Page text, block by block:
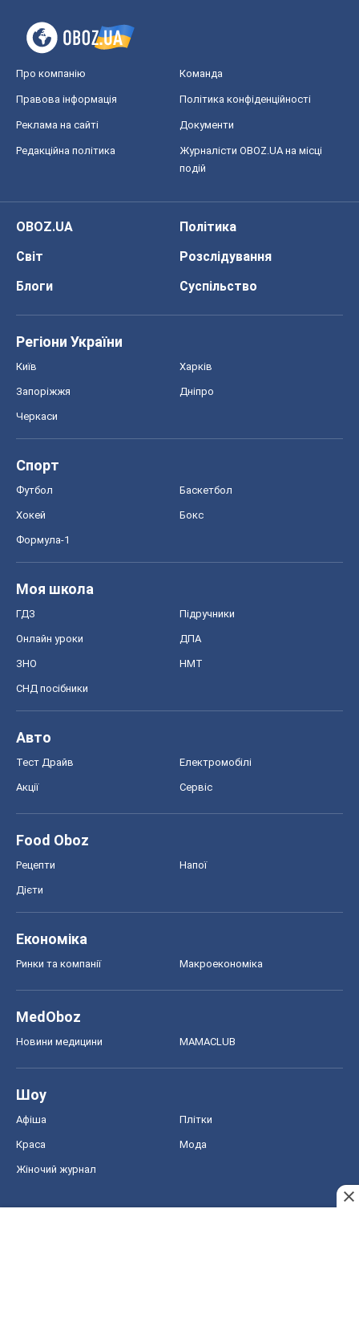
Про компанію Команда
Правова інформація Політика конфіденційності
Реклама на сайті Документи
Редакційна політика
Журналісти OBOZ.UA на місці
подій
OBOZ.UA
Політика
Світ
Розслідування
Блоги
Суспільство
Регіони України
Київ Харків
Запоріжжя Дніпро
Черкаси
Спорт
Футбол Баскетбол
Хокей Бокс
Формула-1
Моя школа
ГДЗ Підручники
Онлайн уроки ДПА
ЗНО НМТ
СНД посібники
Авто
Тест Драйв Електромобілі
Акції Сервіс
Food Oboz
Рецепти Напої
Дієти
Економіка
Ринки та компанії Макроекономіка
MedOboz
Новини медицини MAMACLUB
Шоу
Афіша Плітки
Краса Мода
Жіночий журнал